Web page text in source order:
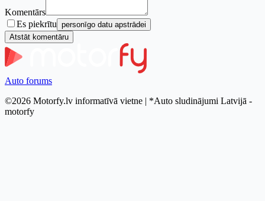
Komentārs
Es piekrītu personīgo datu apstrādei
Atstāt komentāru
Auto forums
©2026 Motorfy.lv informatīvā vietne | *Auto sludinājumi Latvijā -
motorfy